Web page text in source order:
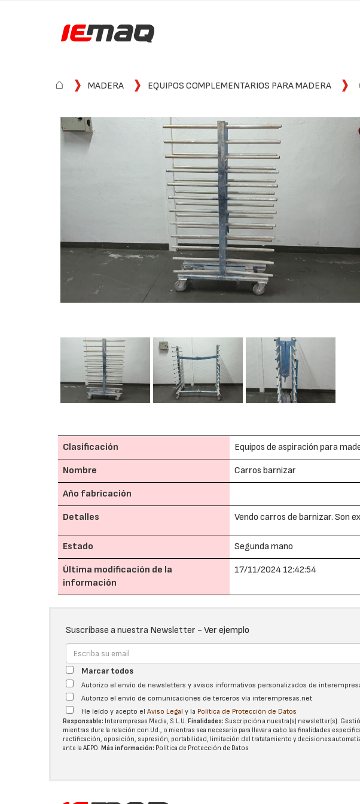
⌂ MADERA EQUIPOS COMPLEMENTARIOS PARA MADERA
Clasificación Equipos de aspiración para
Nombre Carros barnizar
Año fabricación
Detalles Vendo carros de barnizar. Son
Estado Segunda mano
Última modificación de la
información
17/11/2024 12:42:54
Suscríbase a nuestra Newsletter -Ver ejemplo
Marcar todos
Autorizo el envío de newsletters y avisos informativos personalizados de
Autorizo el envío de comunicaciones de terceros vía interempresas.net
He leído y acepto elAviso Legal y la Política de Protección de Datos
Responsable: Interempresas Media, S.L.U.Finalidades: Suscripción a nuestra(s) newsletter(s).
mientras dure la relación con Ud., o mientras sea necesario para llevar a cabo las finalidades
rectificación, oposición, supresión, portabilidad, limitación del tratatamiento y decisiones
ante laAEPD.Más información: Política de Protección de Datos